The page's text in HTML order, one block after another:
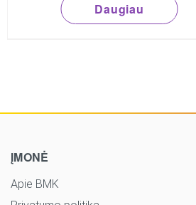
Daugiau
ĮMONĖ
Apie BMK